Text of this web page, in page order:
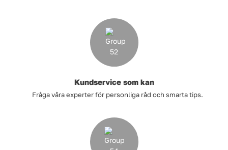
Kundservice som kan
Fråga våra experter för personliga råd och smarta tips.